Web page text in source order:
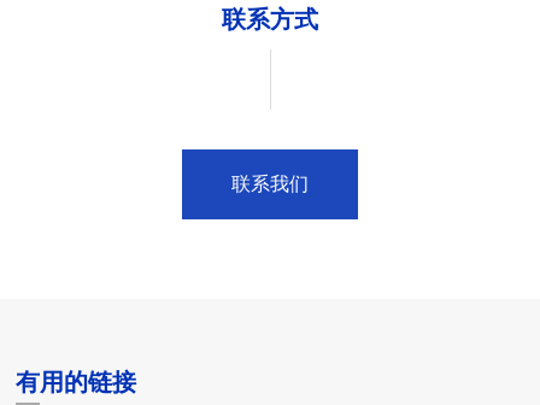
联系方式
联系我们
有用的链接